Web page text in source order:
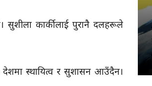
सुशीला कार्कीलाई पुरानै दलहरूले
देशमा स्थायित्व र सुशासन आउँदैन।